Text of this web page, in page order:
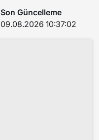
Son Güncelleme
09.08.2026 10:37:02